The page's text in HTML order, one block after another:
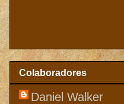
Colaboradores
Daniel Walker